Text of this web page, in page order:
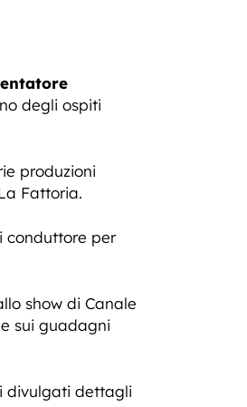
degli ospiti
produzioni
Fattoria.
conduttore per
show di Canale
sui guadagni
divulgati dettagli